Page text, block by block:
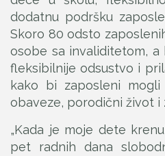
dodatnu podršku
Skoro 80 odsto
osobe sa invaliditetom, a
fleksibilnije odsustvo i
kako bi zaposleni
obaveze, porodični život
„Kada je moje dete
pet radnih dana